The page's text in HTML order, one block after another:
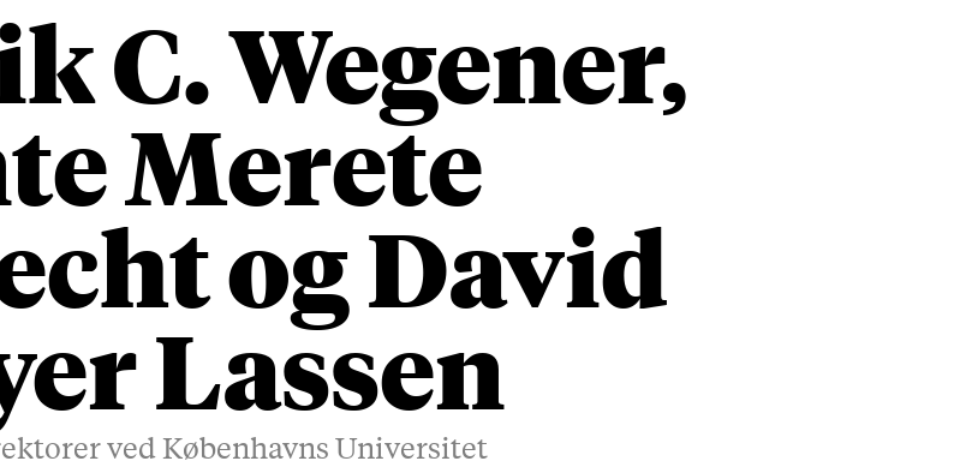
C. Wegener,
Merete
og David
Lassen
ved Københavns Universitet